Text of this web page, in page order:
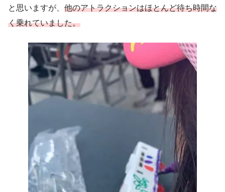
と思いますが、 他のアトラクションはほとんど待ち時間な
く乗れていました。